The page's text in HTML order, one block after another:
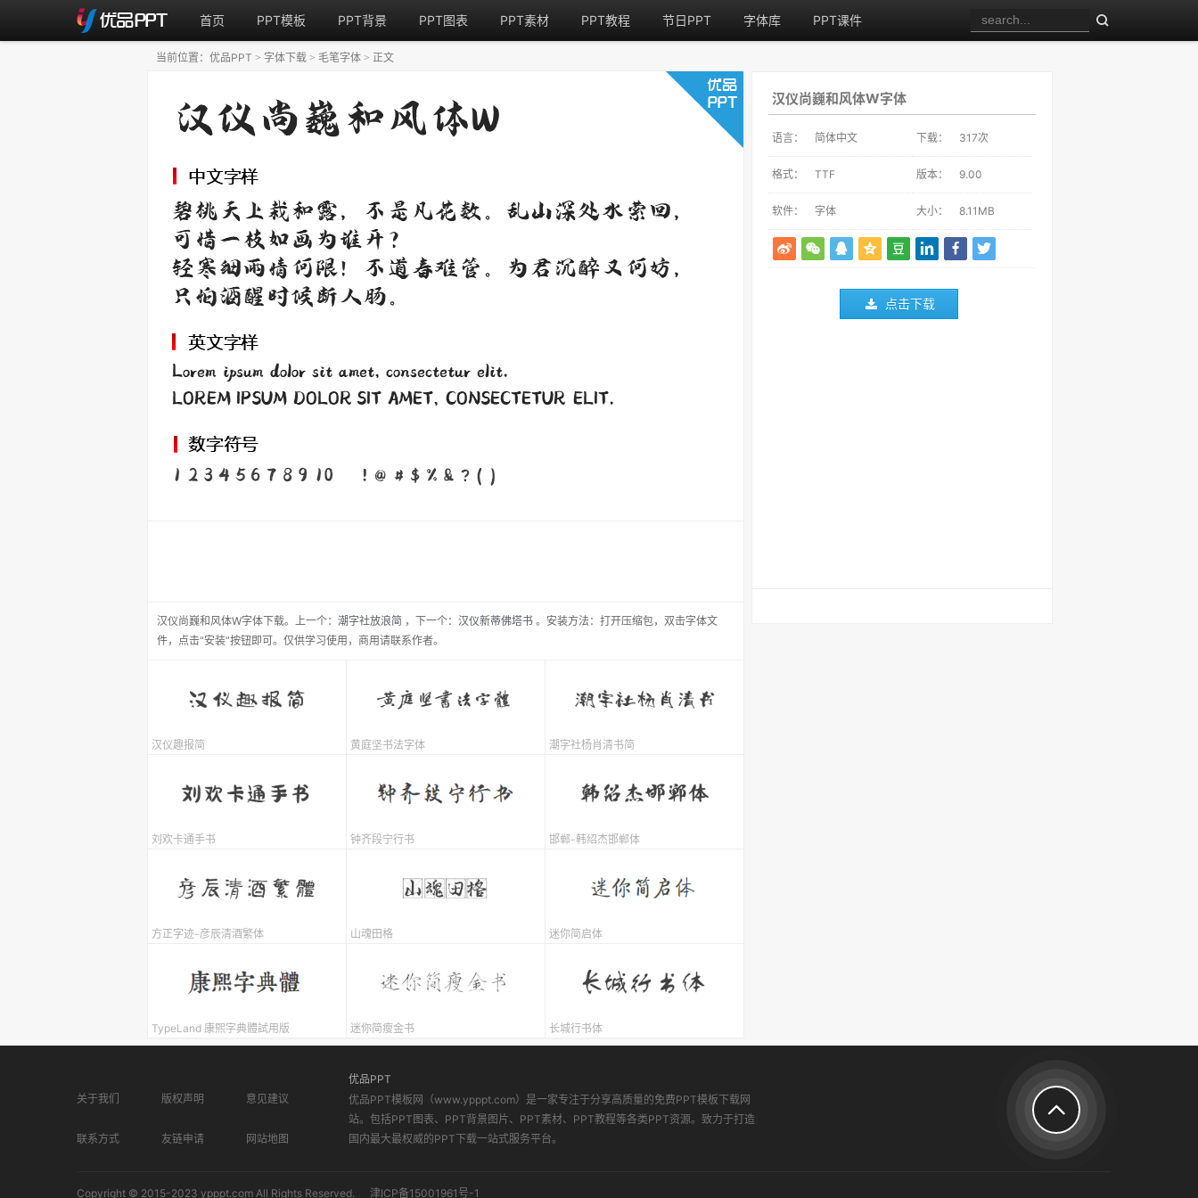
首页 PPT模板 PPT背景 PPT图表 PPT素材 PPT教程 节日PPT 字体库 PPT课件
汉仪尚巍和风体W字体
语言： 简体中文 下载： 317次
格式： TTF 版本： 9.00
软件： 字体 大小： 8.11MB
点击下载
汉仪尚巍和风体W字体下载。 上一个： 潮字社放浪简 ， 下一个： 汉仪新蒂佛塔书 。安装方法：打开压缩包，双击字体文
件，点击“安装”按钮即可。仅供学习使用，商用请联系作者。
当前位置： 优品PPT > 字体下载 > 毛笔字体 > 正文
汉仪趣报简 黄庭坚书法字体 潮字社杨肖清书简
刘欢卡通手书 钟齐段宁行书 邯郸-韩绍杰邯郸体
方正字迹-彦辰清酒繁体 山魂田格 迷你简启体
TypeLand 康熙字典體試用版 迷你简瘦金书 长城行书体
关于我们 版权声明 意见建议
联系方式 友链申请 网站地图
优品PPT
优品PPT模板网（www.ypppt.com）是一家专注于分享高质量的免费PPT模板下载网
站。包括PPT图表、PPT背景图片、PPT素材、PPT教程等各类PPT资源。致力于打造
国内最大最权威的PPT下载一站式服务平台。
Copyright © 2015-2023 ypppt.com All Rights Reserved. 津ICP备15001961号-1